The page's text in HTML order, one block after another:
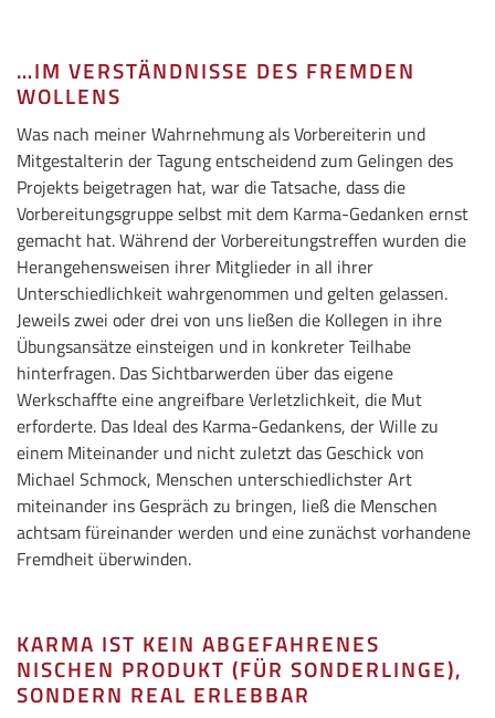
…IM VERSTÄNDNISSE DES FREMDEN
WOLLENS
Was nach meiner Wahrnehmung als Vorbereiterin und
Mitgestalterin der Tagung entscheidend zum Gelingen des
Projekts beigetragen hat, war die Tatsache, dass die
Vorbereitungsgruppe selbst mit dem Karma-Gedanken ernst
gemacht hat. Während der Vorbereitungstreffen wurden die
Herangehensweisen ihrer Mitglieder in all ihrer
Unterschiedlichkeit wahrgenommen und gelten gelassen.
Jeweils zwei oder drei von uns ließen die Kollegen in ihre
Übungsansätze einsteigen und in konkreter Teilhabe
hinterfragen. Das Sichtbarwerden über das eigene
Werkschaffte eine angreifbare Verletzlichkeit, die Mut
erforderte. Das Ideal des Karma-Gedankens, der Wille zu
einem Miteinander und nicht zuletzt das Geschick von
Michael Schmock, Menschen unterschiedlichster Art
miteinander ins Gespräch zu bringen, ließ die Menschen
achtsam füreinander werden und eine zunächst vorhandene
Fremdheit überwinden.
KARMA IST KEIN ABGEFAHRENES
NISCHEN PRODUKT (FÜR SONDERLINGE),
SONDERN REAL ERLEBBAR